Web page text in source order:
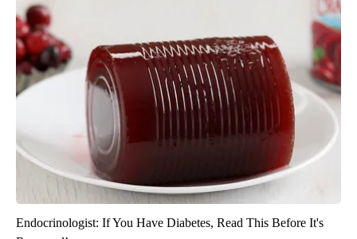
Endocrinologist: If You Have Diabetes, Read This Before It's